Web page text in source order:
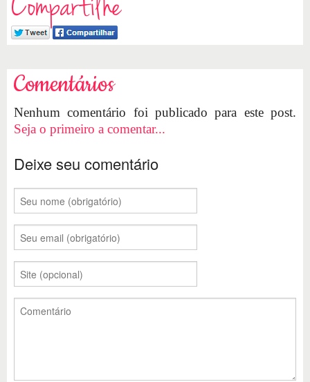
Compartilhe
Comentários
Nenhum comentário foi publicado para este post.
Seja o primeiro a comentar...
Deixe seu comentário